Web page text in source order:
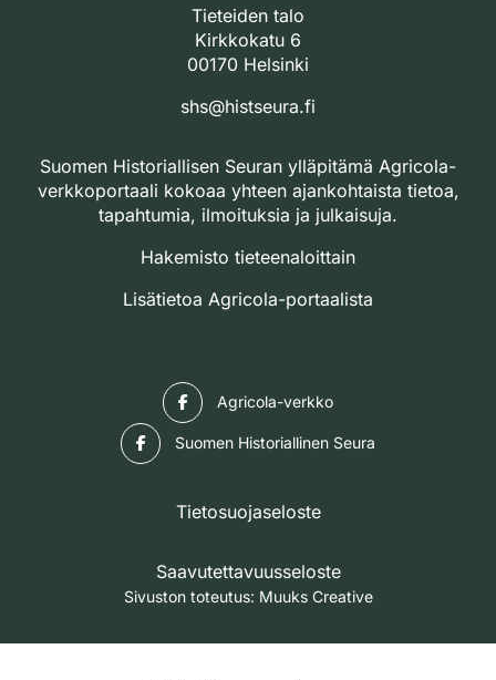
Tieteiden talo
Kirkkokatu 6
00170 Helsinki
shs@histseura.fi
Suomen Historiallisen Seuran ylläpitämä Agricola-
verkkoportaali kokoaa yhteen ajankohtaista tietoa,
tapahtumia, ilmoituksia ja julkaisuja.
Hakemisto tieteenaloittain
Lisätietoa Agricola-portaalista
Agricola-verkko
Suomen Historiallinen Seura
Tietosuojaseloste
Saavutettavuusseloste
Sivuston toteutus: Muuks Creative